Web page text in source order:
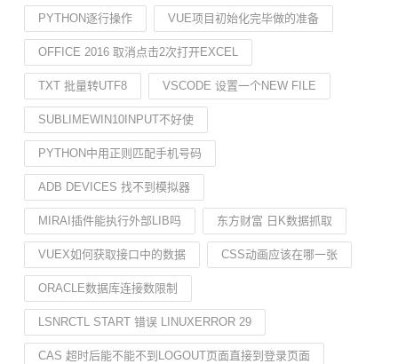
PYTHON逐行操作 VUE项目初始化完毕做的准备
OFFICE 2016 取消点击2次打开EXCEL
TXT 批量转UTF8 VSCODE 设置一个NEW FILE
SUBLIMEWIN10INPUT不好使
PYTHON中用正则匹配手机号码
ADB DEVICES 找不到模拟器
MIRAI插件能执行外部LIB吗 东方财富 日K数据抓取
VUEX如何获取接口中的数据 CSS动画应该在哪一张
ORACLE数据库连接数限制
LSNRCTL START 错误 LINUXERROR 29
CAS 超时后能不能不到LOGOUT页面直接到登录页面